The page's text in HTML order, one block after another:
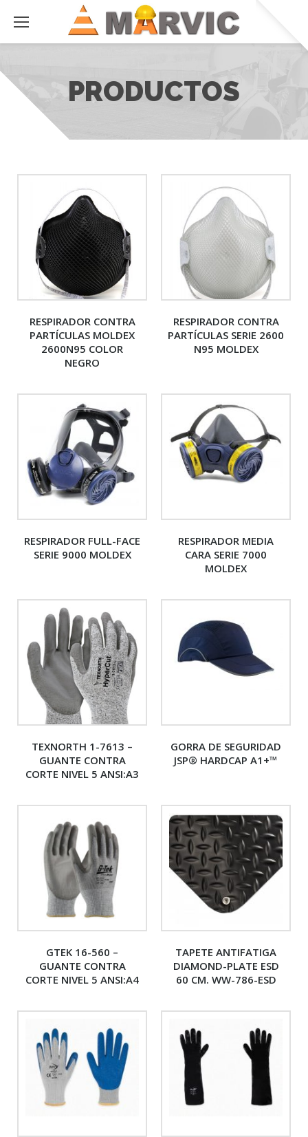
PRODUCTOS
RESPIRADOR CONTRA
PARTÍCULAS MOLDEX
2600N95 COLOR
NEGRO
RESPIRADOR CONTRA
PARTÍCULAS SERIE 2600
N95 MOLDEX
RESPIRADOR FULL-FACE
SERIE 9000 MOLDEX
RESPIRADOR MEDIA
CARA SERIE 7000
MOLDEX
TEXNORTH 1-7613 –
GUANTE CONTRA
CORTE NIVEL 5 ANSI:A3
GORRA DE SEGURIDAD
JSP® HARDCAP A1+™
GTEK 16-560 –
GUANTE CONTRA
CORTE NIVEL 5 ANSI:A4
TAPETE ANTIFATIGA
DIAMOND-PLATE ESD
60 CM. WW-786-ESD